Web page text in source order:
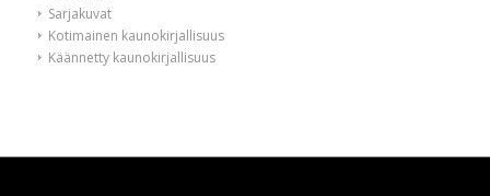
Sarjakuvat
Kotimainen kaunokirjallisuus
Käännetty kaunokirjallisuus